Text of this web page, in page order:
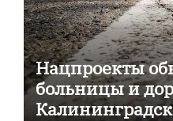
Нацпроекты
больницы и